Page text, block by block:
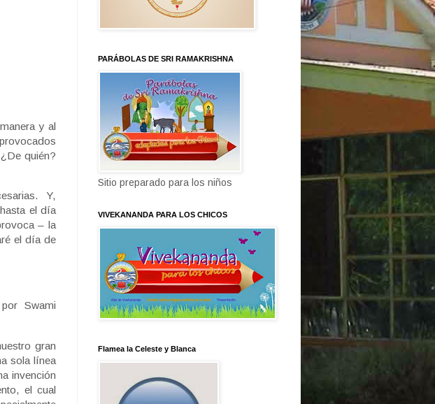
y al
quién?
Y,
el día
– la
el día de
Swami
gran
sola línea
invención
el cual
PARÁBOLAS DE SRI RAMAKRISHNA
Sitio preparado para los niños
VIVEKANANDA PARA LOS CHICOS
Flamea la Celeste y Blanca